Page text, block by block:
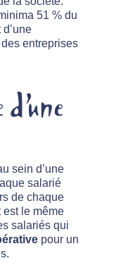
51 % du
entreprises
sein d’une
salarié
de chaque
est le même
salariés qui
pour un